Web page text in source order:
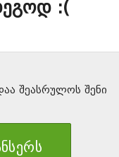
:(
შეასრულოს შენი